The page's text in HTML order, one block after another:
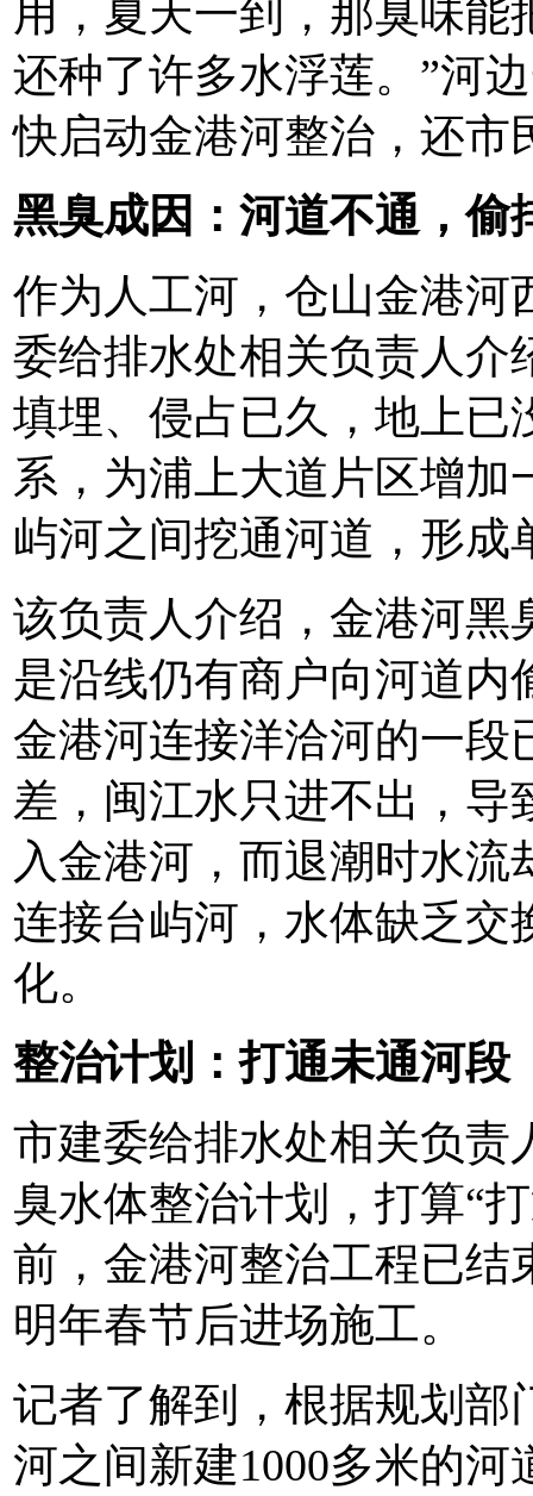
用，夏天一到，那臭味
还种了许多水浮莲。”河
快启动金港河整治，还市
黑臭成因：河道不通，偷
作为人工河，仓山金港河
委给排水处相关负责人介
填埋、侵占已久，地上已
系，为浦上大道片区增
屿河之间挖通河道，形成
该负责人介绍，金港河黑
是沿线仍有商户向河道内
金港河连接洋洽河的一段
差，闽江水只进不出，导
入金港河，而退潮时水
连接台屿河，水体缺乏交
化。
整治计划：打通未通河段
市建委给排水处相关负责
臭水体整治计划，打算“
前，金港河整治工程已结
明年春节后进场施工。
记者了解到，根据规划部
河之间新建1000多米的